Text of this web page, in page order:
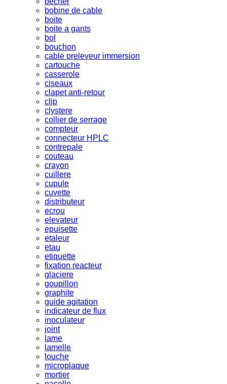
bobine de cable
boite
boite a gants
bol
bouchon
cable preleveur immersion
cartouche
casserole
ciseaux
clapet anti-retour
clip
clystere
collier de serrage
compteur
connecteur HPLC
contrepale
couteau
crayon
cuillere
cupule
cuvette
distributeur
ecrou
elevateur
epuisette
etaleur
etau
etiquette
fixation reacteur
glaciere
goupillon
graphite
guide agitation
indicateur de flux
inoculateur
joint
lame
lamelle
louche
microplaque
mortier